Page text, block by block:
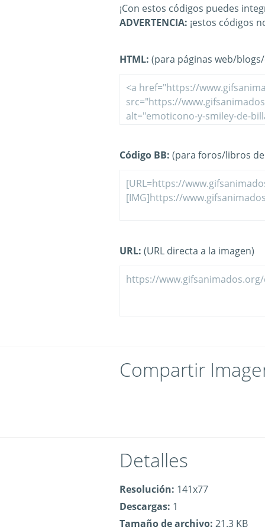
¡Con estos códigos puedes
ADVERTENCIA: ¡estos códigos
HTML: (para páginas web/
Código BB: (para foros/libros
URL: (URL directa a la imagen)
Compartir
Detalles
Resolución: 141x77
Descargas: 1
Tamaño de archivo: 21.3 KB